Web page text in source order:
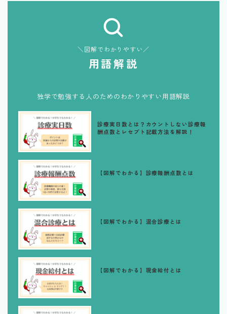
＼図解でわかりやすい／
用語解説
独学で勉強する人のためのわかりやすい用語解説
診療実日数とは？カウントしない診療報
酬点数とレセプト記載方法を解説！
【図解でわかる】診療報酬点数とは
【図解でわかる】混合診療とは
【図解でわかる】現金給付とは